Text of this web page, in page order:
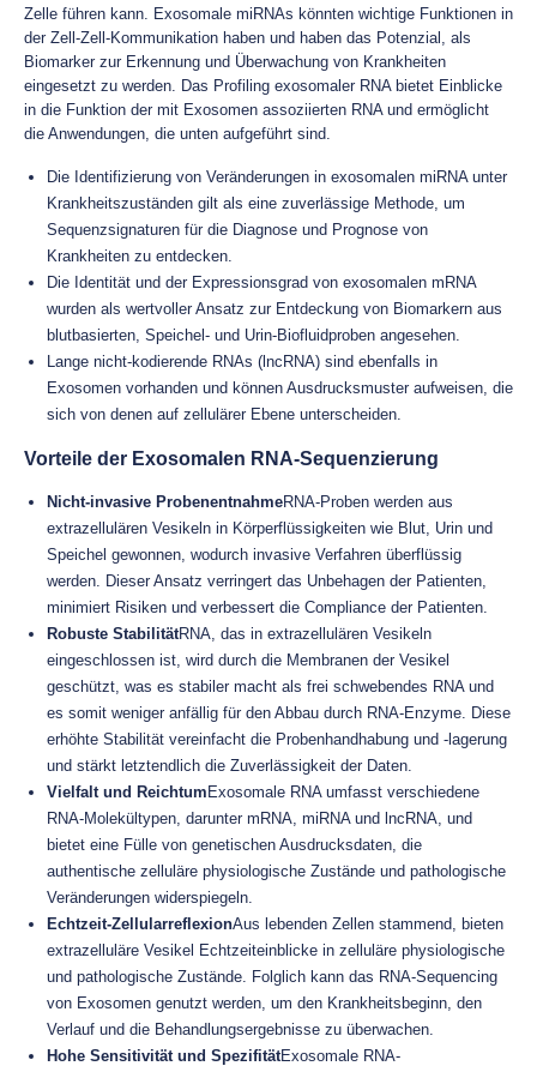
Zelle führen kann. Exosomale miRNAs könnten wichtige Funktionen in
der Zell-Zell-Kommunikation haben und haben das Potenzial, als
Biomarker zur Erkennung und Überwachung von Krankheiten
eingesetzt zu werden. Das Profiling exosomaler RNA bietet Einblicke
in die Funktion der mit Exosomen assoziierten RNA und ermöglicht
die Anwendungen, die unten aufgeführt sind.
Die Identifizierung von Veränderungen in exosomalen miRNA unter
Krankheitszuständen gilt als eine zuverlässige Methode, um
Sequenzsignaturen für die Diagnose und Prognose von
Krankheiten zu entdecken.
Die Identität und der Expressionsgrad von exosomalen mRNA
wurden als wertvoller Ansatz zur Entdeckung von Biomarkern aus
blutbasierten, Speichel- und Urin-Biofluidproben angesehen.
Lange nicht-kodierende RNAs (lncRNA) sind ebenfalls in
Exosomen vorhanden und können Ausdrucksmuster aufweisen, die
sich von denen auf zellulärer Ebene unterscheiden.
Vorteile der Exosomalen RNA-Sequenzierung
Nicht-invasive ProbenentnahmeRNA-Proben werden aus
extrazellulären Vesikeln in Körperflüssigkeiten wie Blut, Urin und
Speichel gewonnen, wodurch invasive Verfahren überflüssig
werden. Dieser Ansatz verringert das Unbehagen der Patienten,
minimiert Risiken und verbessert die Compliance der Patienten.
Robuste StabilitätRNA, das in extrazellulären Vesikeln
eingeschlossen ist, wird durch die Membranen der Vesikel
geschützt, was es stabiler macht als frei schwebendes RNA und
es somit weniger anfällig für den Abbau durch RNA-Enzyme. Diese
erhöhte Stabilität vereinfacht die Probenhandhabung und -lagerung
und stärkt letztendlich die Zuverlässigkeit der Daten.
Vielfalt und Reichtum Exosomale RNA umfasst verschiedene
RNA-Molekültypen, darunter mRNA, miRNA und lncRNA, und
bietet eine Fülle von genetischen Ausdrucksdaten, die
authentische zelluläre physiologische Zustände und pathologische
Veränderungen widerspiegeln.
Echtzeit-ZellularreflexionAus lebenden Zellen stammend, bieten
extrazelluläre Vesikel Echtzeiteinblicke in zelluläre physiologische
und pathologische Zustände. Folglich kann das RNA-Sequencing
von Exosomen genutzt werden, um den Krankheitsbeginn, den
Verlauf und die Behandlungsergebnisse zu überwachen.
Hohe Sensitivität und SpezifitätExosomale RNA-